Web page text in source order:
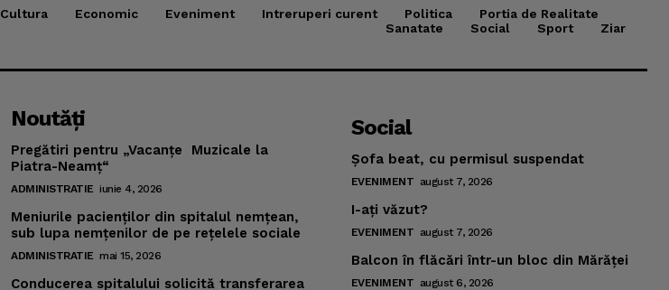
Cultura Economic Eveniment Intreruperi curent Politica
Portia de Realitate
Sanatate
Social Sport Ziar
Noutăţi
Pregătiri pentru „Vacanţe Muzicale la
Piatra-Neamţ“
ADMINISTRATIE iunie 4, 2026
Meniurile pacienţilor din spitalul nemţean,
sub lupa nemţenilor de pe reţelele sociale
ADMINISTRATIE mai 15, 2026
Conducerea spitalului solicită transferarea
Social
Şofa beat, cu permisul suspendat
EVENIMENT august 7, 2026
I-aţi văzut?
EVENIMENT august 7, 2026
Balcon în flăcări într-un bloc din Mărăţei
EVENIMENT august 6, 2026